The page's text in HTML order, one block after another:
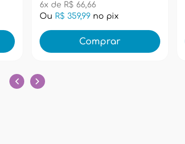
6x de R$ 66,66
Ou R$ 359,99 no pix
Comprar